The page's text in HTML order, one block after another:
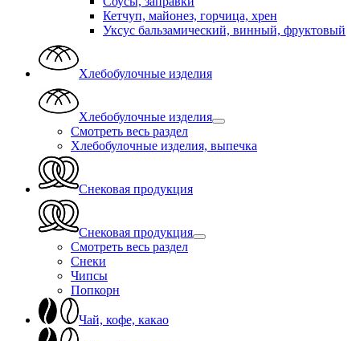
Кетчуп, майонез, горчица, хрен
Уксус бальзамический, винный, фруктовый
Хлебобулочные изделия
Хлебобулочные изделия
Смотреть весь раздел
Хлебобулочные изделия, выпечка
Снековая продукция
Снековая продукция
Смотреть весь раздел
Снеки
Чипсы
Попкорн
Чай, кофе, какао